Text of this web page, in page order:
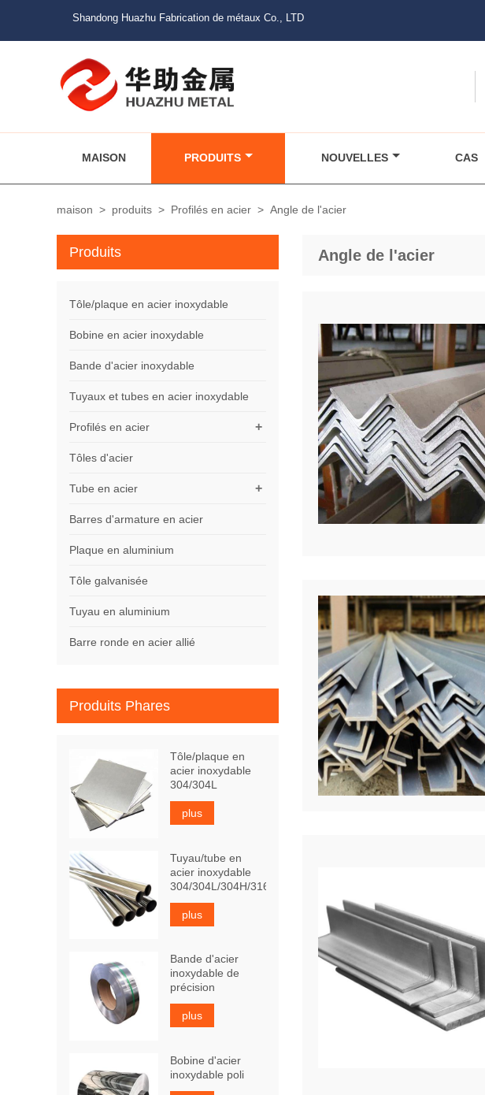
Shandong Huazhu Fabrication de métaux Co., LTD
MAISON PRODUITS NOUVELLES CAS
maison > produits > Profilés en acier > Angle de l'acier
Angle de l'acier
Produits
Tôle/plaque en acier inoxydable
Bobine en acier inoxydable
Bande d'acier inoxydable
Tuyaux et tubes en acier inoxydable
+
Profilés en acier
Tôles d'acier
+
Tube en acier
Barres d'armature en acier
Plaque en aluminium
Tôle galvanisée
Tuyau en aluminium
Barre ronde en acier allié
Produits Phares
Tôle/plaque en
acier inoxydable
304/304L
plus
Tuyau/tube en
acier inoxydable
304/304L/304H/316Ti
plus
Bande d'acier
inoxydable de
précision
plus
Bobine d'acier
inoxydable poli